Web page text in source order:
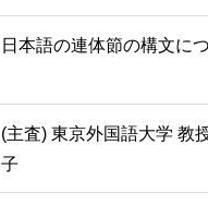
日本語の連体節の構文に
(主査) 東京外国語大学
子